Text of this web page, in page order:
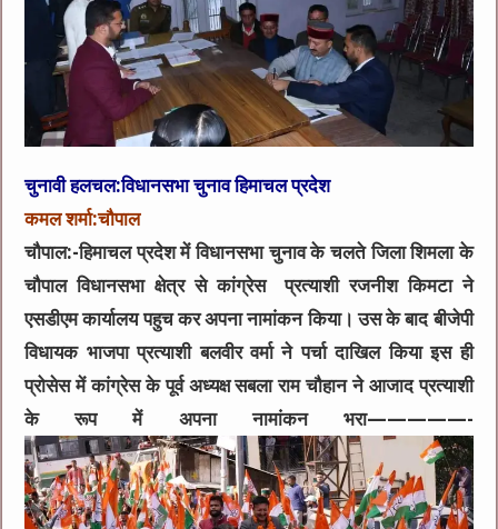
चुनावी हलचल:विधानसभा चुनाव हिमाचल प्रदेश
कमल शर्मा:चौपाल
चौपाल:-हिमाचल प्रदेश में विधानसभा चुनाव के चलते जिला शिमला के
चौपाल विधानसभा क्षेत्र से कांग्रेस प्रत्याशी रजनीश किमटा ने
एसडीएम कार्यालय पहुच कर अपना नामांकन किया। उस के बाद बीजेपी
विधायक भाजपा प्रत्याशी बलवीर वर्मा ने पर्चा दाखिल किया इस ही
प्रोसेस में कांग्रेस के पूर्व अध्यक्ष सबला राम चौहान ने आजाद प्रत्याशी
के रूप में अपना नामांकन भरा—————-